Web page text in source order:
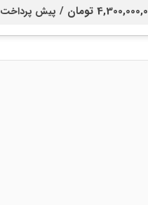
تومان / پیش پرداخت